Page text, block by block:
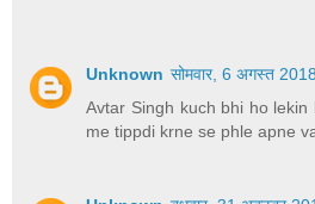
Unknown सोमवार, 6 अगस्त
Avtar Singh kuch bhi ho
me tippdi krne se phle apne